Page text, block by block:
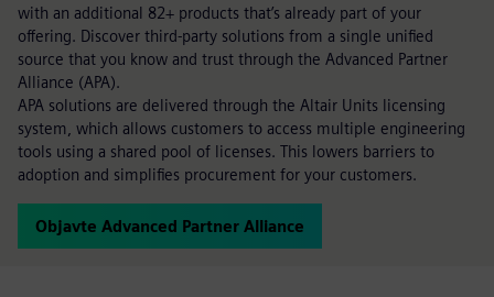
with an additional 82+ products that’s already part of your
offering. Discover third-party solutions from a single unified
source that you know and trust through the Advanced Partner
Alliance (APA).
APA solutions are delivered through the Altair Units licensing
system, which allows customers to access multiple engineering
tools using a shared pool of licenses. This lowers barriers to
adoption and simplifies procurement for your customers.
Objavte Advanced Partner Alliance